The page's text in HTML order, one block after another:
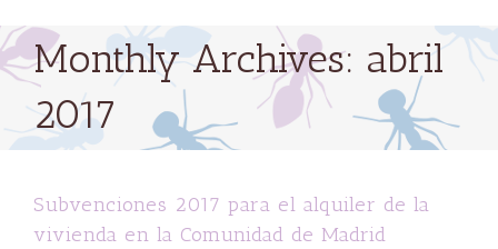
Monthly Archives: abril
2017
Subvenciones 2017 para el alquiler de la
vivienda en la Comunidad de Madrid